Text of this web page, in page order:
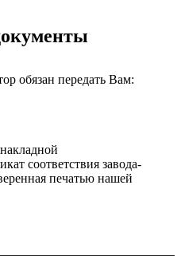
обязан передать Вам:
соответствия завода-
печатью нашей